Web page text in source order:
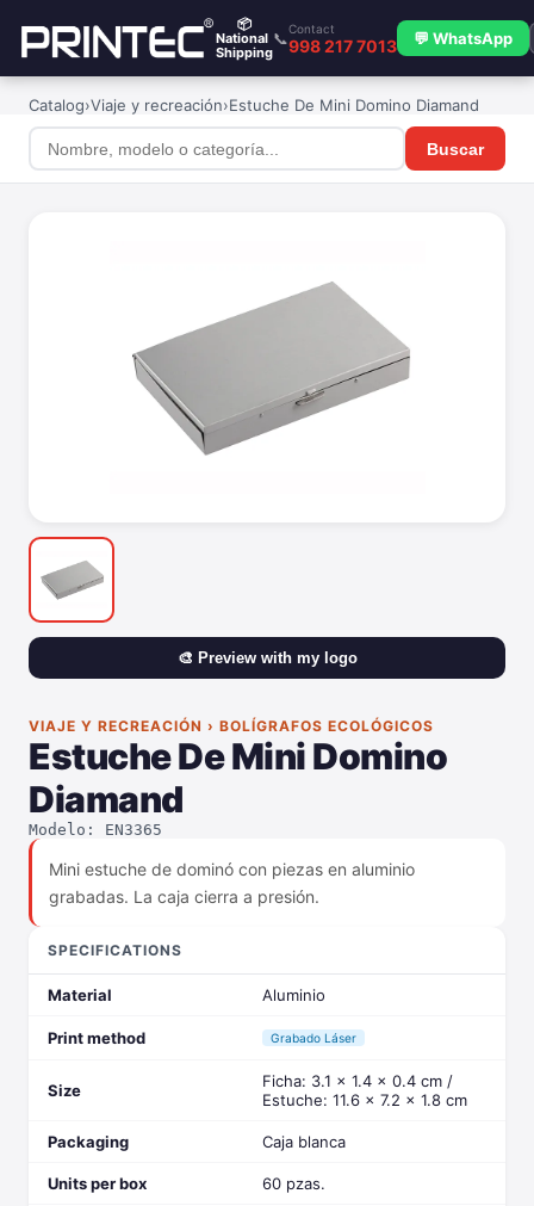
📦
National
Shipping
📞
Contact
998 217 7013 💬 WhatsApp
Catalog›Viaje y recreación›Estuche De Mini Domino Diamand
Buscar
🎨 Preview with my logo
VIAJE Y RECREACIÓN › BOLÍGRAFOS ECOLÓGICOS
Estuche De Mini Domino
Diamand
Modelo: EN3365
Mini estuche de dominó con piezas en aluminio
grabadas. La caja cierra a presión.
SPECIFICATIONS
Material Aluminio
Print method Grabado Láser
Size
Ficha: 3.1 x 1.4 x 0.4 cm /
Estuche: 11.6 x 7.2 x 1.8 cm
Packaging Caja blanca
Units per box 60 pzas.